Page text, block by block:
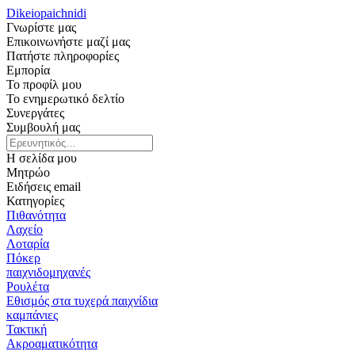
Dikeiopaichnidi
Γνωρίστε μας
Επικοινωνήστε μαζί μας
Πατήστε πληροφορίες
Εμπορία
Το προφίλ μου
Το ενημερωτικό δελτίο
Συνεργάτες
Συμβουλή μας
Η σελίδα μου
Μητρώο
Ειδήσεις email
Κατηγορίες
Πιθανότητα
Λαχείο
Λοταρία
Πόκερ
παιχνιδομηχανές
Ρουλέτα
Εθισμός στα τυχερά παιχνίδια
καμπάνιες
Τακτική
Ακροαματικότητα